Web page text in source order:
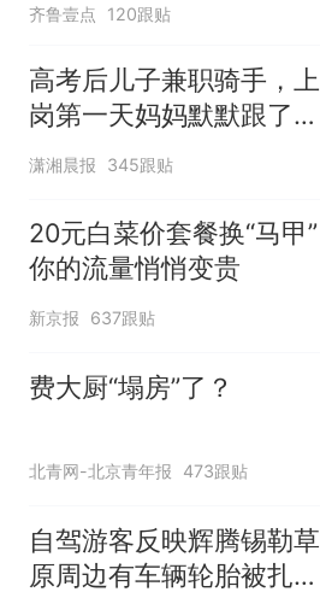
齐鲁壹点 120跟贴
高考后儿子兼职骑手，上
岗第一天妈妈默默跟了三
公里，感慨孩子真的长大
潇湘晨报 345跟贴
20元白菜价套餐换“马甲”
你的流量悄悄变贵
新京报 637跟贴
费大厨“塌房”了？
北青网-北京青年报 473跟贴
自驾游客反映辉腾锡勒草
原周边有车辆轮胎被扎，